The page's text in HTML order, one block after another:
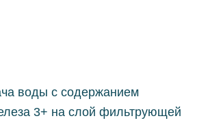
воды с содержанием
3+ на слой фильтрующей